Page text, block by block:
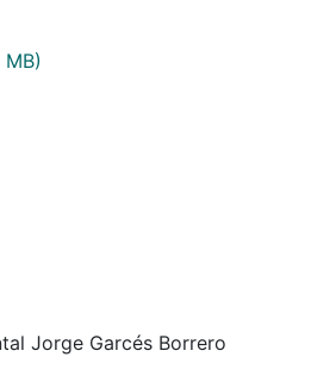
Jorge Garcés Borrero